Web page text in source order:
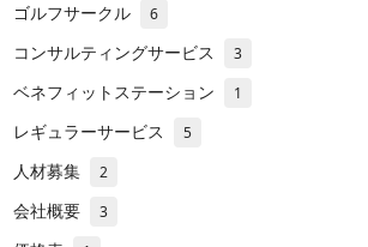
ゴルフサークル 6
コンサルティングサービス 3
ベネフィットステーション 1
レギュラーサービス 5
人材募集 2
会社概要 3